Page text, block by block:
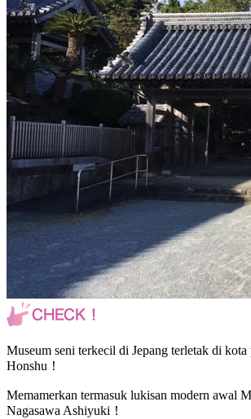
Museum seni terkecil di Jepang terletak di kota
Honshu！
Memamerkan termasuk lukisan modern awal
Nagasawa Ashiyuki！